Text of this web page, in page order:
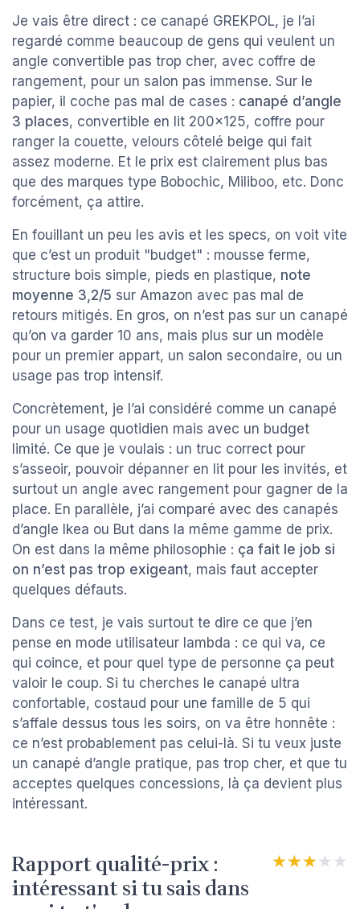
Je vais être direct : ce canapé GREKPOL, je l’ai
regardé comme beaucoup de gens qui veulent un
angle convertible pas trop cher, avec coffre de
rangement, pour un salon pas immense. Sur le
papier, il coche pas mal de cases : canapé d’angle
3 places, convertible en lit 200x125, coffre pour
ranger la couette, velours côtelé beige qui fait
assez moderne. Et le prix est clairement plus bas
que des marques type Bobochic, Miliboo, etc. Donc
forcément, ça attire.
En fouillant un peu les avis et les specs, on voit vite
que c’est un produit "budget" : mousse ferme,
structure bois simple, pieds en plastique, note
moyenne 3,2/5 sur Amazon avec pas mal de
retours mitigés. En gros, on n’est pas sur un canapé
qu’on va garder 10 ans, mais plus sur un modèle
pour un premier appart, un salon secondaire, ou un
usage pas trop intensif.
Concrètement, je l’ai considéré comme un canapé
pour un usage quotidien mais avec un budget
limité. Ce que je voulais : un truc correct pour
s’asseoir, pouvoir dépanner en lit pour les invités, et
surtout un angle avec rangement pour gagner de la
place. En parallèle, j’ai comparé avec des canapés
d’angle Ikea ou But dans la même gamme de prix.
On est dans la même philosophie : ça fait le job si
on n’est pas trop exigeant, mais faut accepter
quelques défauts.
Dans ce test, je vais surtout te dire ce que j’en
pense en mode utilisateur lambda : ce qui va, ce
qui coince, et pour quel type de personne ça peut
valoir le coup. Si tu cherches le canapé ultra
confortable, costaud pour une famille de 5 qui
s’affale dessus tous les soirs, on va être honnête :
ce n’est probablement pas celui-là. Si tu veux juste
un canapé d’angle pratique, pas trop cher, et que tu
acceptes quelques concessions, là ça devient plus
intéressant.
Rapport qualité-prix :
intéressant si tu sais dans
★★★★★
★★★★★